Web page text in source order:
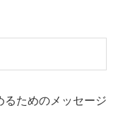
るためのメッセージ